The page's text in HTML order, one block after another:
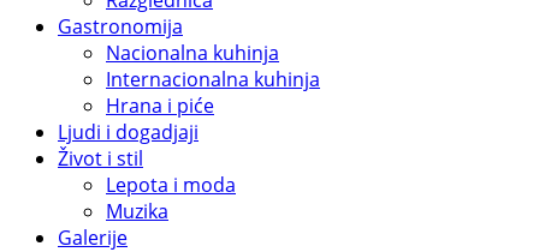
Gastronomija
Nacionalna kuhinja
Internacionalna kuhinja
Hrana i piće
Ljudi i dogadjaji
Život i stil
Lepota i moda
Muzika
Galerije